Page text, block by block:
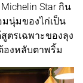
Star กิน
มนุ่มของไก่เป็น
ตรเฉพาะของลุง
องหลับตาพริ้ม